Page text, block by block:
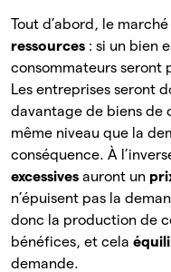
Tout d’abord, le
ressources : si un bien
consommateurs seront
Les entreprises seront
davantage de biens de
même niveau que la
conséquence. À
excessives auront un
n’épuisent pas la
donc la production de
bénéfices, et cela
demande.